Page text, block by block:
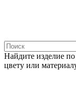
Найдите изделие
цвету или